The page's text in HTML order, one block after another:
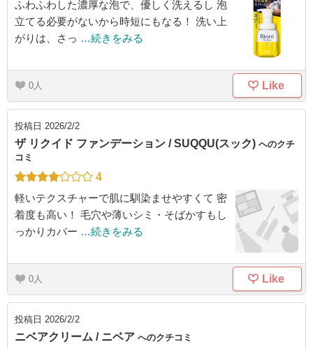
ふわふわした濃厚な泡で、優しく洗えるし 泡
立てる必要がないから時短にもなる！ 洗い上
がりは、さっ …続きをみる
0 Like
投稿日 2026/2/2
ザ リクイド ファンデーション / SUQQU(スック) へのクチ
コミ
4
軽いテクスチャーで肌に馴染ませやすくて 密
着度も高い！ 毛穴や薄いシミ・そばかすもし
っかりカバー …続きをみる
0 Like
投稿日 2026/2/2
ニベアクリーム / ニベア へのクチコミ